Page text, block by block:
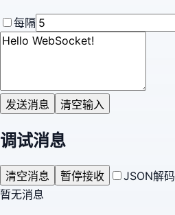
每隔
发送消息 清空输入
调试消息
清空消息 暂停接收
JSON解码
暂无消息